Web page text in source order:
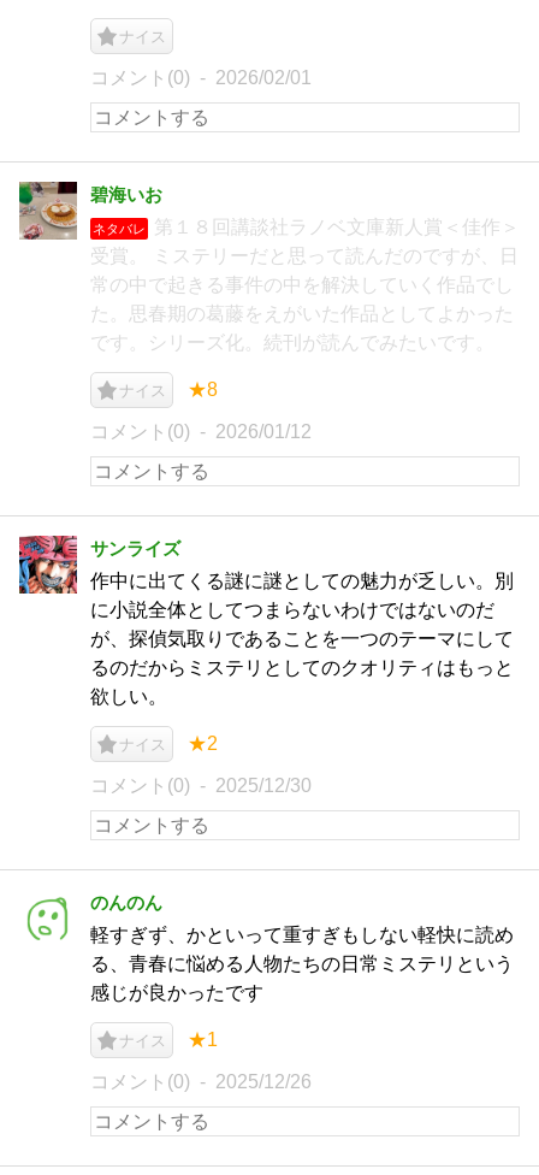
ナイス
コメント(0) 2026/02/01
碧海いお
ネタバレ
第１８回講談社ラノベ文庫新人賞＜佳作＞
受賞。 ミステリーだと思って読んだのですが、日
常の中で起きる事件の中を解決していく作品でし
た。思春期の葛藤をえがいた作品としてよかった
です。シリーズ化。続刊が読んでみたいです。
ナイス ★8
コメント(0) 2026/01/12
サンライズ
作中に出てくる謎に謎としての魅力が乏しい。別
に小説全体としてつまらないわけではないのだ
が、探偵気取りであることを一つのテーマにして
るのだからミステリとしてのクオリティはもっと
欲しい。
ナイス ★2
コメント(0) 2025/12/30
のんのん
軽すぎず、かといって重すぎもしない軽快に読め
る、青春に悩める人物たちの日常ミステリという
感じが良かったです
ナイス ★1
コメント(0) 2025/12/26